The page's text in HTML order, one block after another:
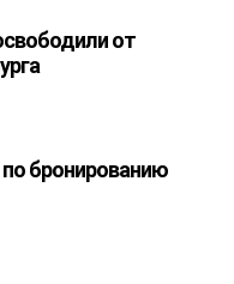
от
бронированию